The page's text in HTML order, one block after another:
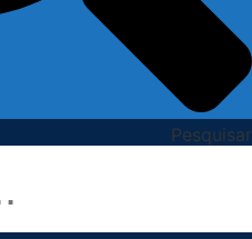
Pesquisar